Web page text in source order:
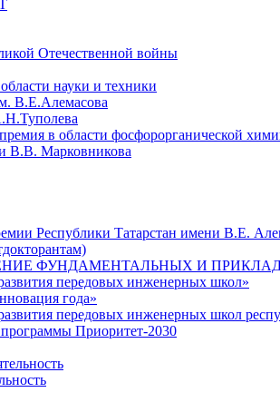
Отечественной войны
науки и техники
В.Е.Алемасова
в области фосфорорганической
В.В. Марковникова
Республики Татарстан имени В.Е.
ФУНДАМЕНТАЛЬНЫХ И
передовых инженерных школ»
года»
передовых инженерных школ
Приоритет-2030